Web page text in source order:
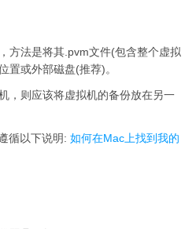
方法是将其.pvm文件(包含整个虚拟
置或外部磁盘(推荐)。
，则应该将虚拟机的备份放在另一
循以下说明: 如何在Mac上找到我的